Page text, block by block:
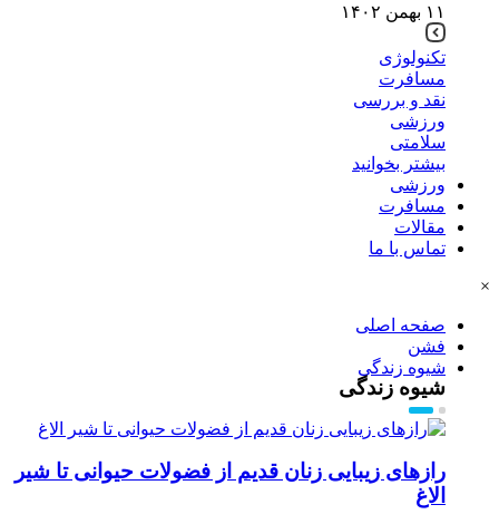
۱۱ بهمن ۱۴۰۲
تکنولوژی
مسافرت
نقد و بررسی
ورزشی
سلامتی
بیشتر بخوانید
ورزشی
مسافرت
مقالات
تماس با ما
×
صفحه اصلی
فشن
شیوه زندگی
شیوه زندگی
رازهای زیبایی زنان قدیم از فضولات حیوانی تا شیر
الاغ